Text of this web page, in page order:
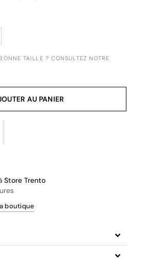
TAILLE ? CONSULTEZ NOTRE
AU PANIER
Store Trento
boutique